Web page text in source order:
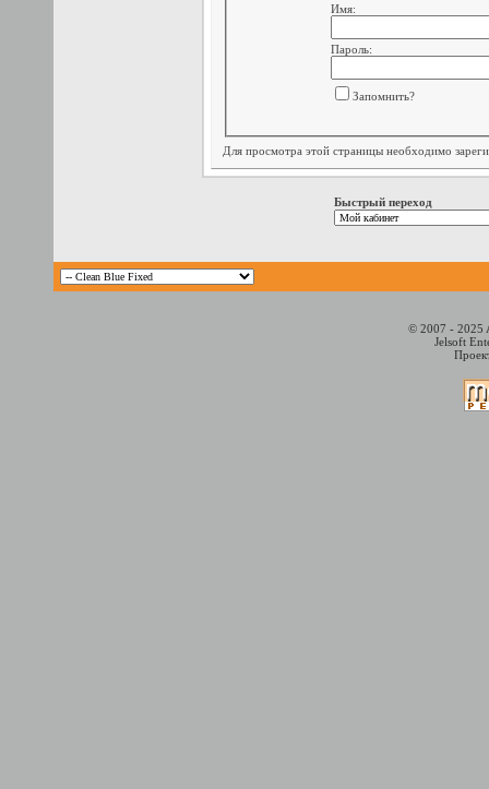
Имя:
Пароль:
Запомнить?
Для просмотра этой страницы необходимо
Быстрый переход
© 2007 - 2025
Jelsoft